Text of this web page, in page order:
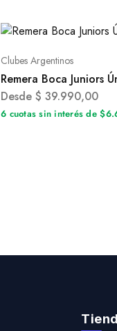
Clubes Argentinos
Remera Boca Juniors
Desde $ 39.990,00
6 cuotas sin interés de